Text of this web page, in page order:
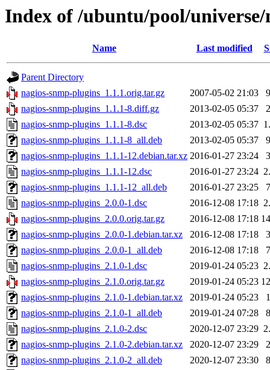
Index of /ubuntu/pool/
Name Last modified
Parent Directory
nagios-snmp-plugins_1.1.1.orig.tar.gz
2007-05-02 21:03
nagios-snmp-plugins_1.1.1-8.diff.gz
2013-02-05 05:37
nagios-snmp-plugins_1.1.1-8.dsc
2013-02-05 05:37
nagios-snmp-plugins_1.1.1-8_all.deb
2013-02-05 05:37
nagios-snmp-plugins_1.1.1-12.debian.tar.xz 2016-01-27 23:24
nagios-snmp-plugins_1.1.1-12.dsc
2016-01-27 23:24
nagios-snmp-plugins_1.1.1-12_all.deb
2016-01-27 23:25
nagios-snmp-plugins_2.0.0-1.dsc
2016-12-08 17:18
nagios-snmp-plugins_2.0.0.orig.tar.gz
2016-12-08 17:18
nagios-snmp-plugins_2.0.0-1.debian.tar.xz
2016-12-08 17:18
nagios-snmp-plugins_2.0.0-1_all.deb
2016-12-08 17:18
nagios-snmp-plugins_2.1.0-1.dsc
2019-01-24 05:23
nagios-snmp-plugins_2.1.0.orig.tar.gz
2019-01-24 05:23
nagios-snmp-plugins_2.1.0-1.debian.tar.xz
2019-01-24 05:23
nagios-snmp-plugins_2.1.0-1_all.deb
2019-01-24 07:28
nagios-snmp-plugins_2.1.0-2.dsc
2020-12-07 23:29
nagios-snmp-plugins_2.1.0-2.debian.tar.xz
2020-12-07 23:29
nagios-snmp-plugins_2.1.0-2_all.deb
2020-12-07 23:30